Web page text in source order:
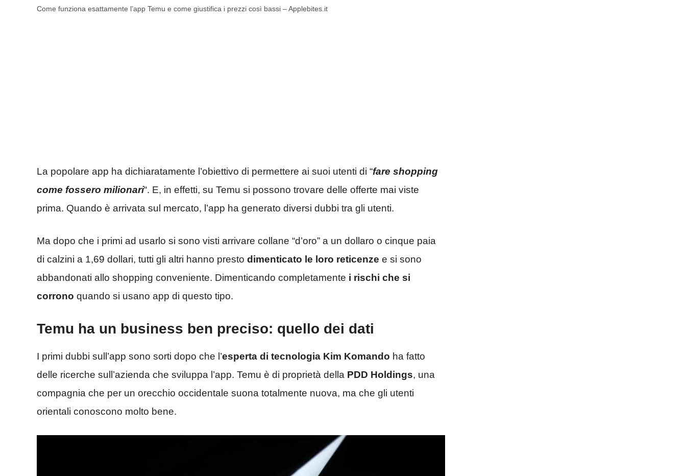
Come funziona esattamente l’app Temu e come giustifica i prezzi così bassi – Applebites.it
La popolare app ha dichiaratamente l’obiettivo di permettere ai suoi utenti di “fare shopping
come fossero milionari“. E, in effetti, su Temu si possono trovare delle offerte mai viste
prima. Quando è arrivata sul mercato, l’app ha generato diversi dubbi tra gli utenti.
Ma dopo che i primi ad usarlo si sono visti arrivare collane “d’oro” a un dollaro o cinque paia
di calzini a 1,69 dollari, tutti gli altri hanno presto dimenticato le loro reticenze e si sono
abbandonati allo shopping conveniente. Dimenticando completamente i rischi che si
corrono quando si usano app di questo tipo.
Temu ha un business ben preciso: quello dei dati
I primi dubbi sull’app sono sorti dopo che l’esperta di tecnologia Kim Komando ha fatto
delle ricerche sull’azienda che sviluppa l’app. Temu è di proprietà della PDD Holdings, una
compagnia che per un orecchio occidentale suona totalmente nuova, ma che gli utenti
orientali conoscono molto bene.